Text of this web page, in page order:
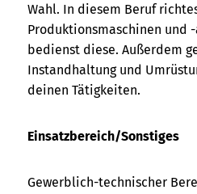
Wahl. In diesem Beruf
Produktionsmaschinen und
bedienst diese. Außerdem
Instandhaltung und
deinen Tätigkeiten.
Einsatzbereich/Sonstiges
Gewerblich-technischer